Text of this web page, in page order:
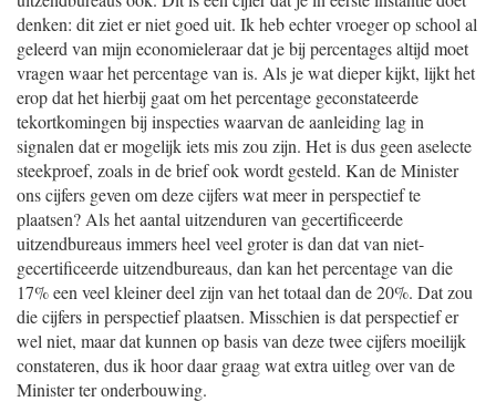
denken: dit ziet er niet goed uit. Ik heb echter vroeger op school al
geleerd van mijn economieleraar dat je bij percentages altijd moet
vragen waar het percentage van is. Als je wat dieper kijkt, lijkt het
erop dat het hierbij gaat om het percentage geconstateerde
tekortkomingen bij inspecties waarvan de aanleiding lag in
signalen dat er mogelijk iets mis zou zijn. Het is dus geen aselecte
steekproef, zoals in de brief ook wordt gesteld. Kan de Minister
ons cijfers geven om deze cijfers wat meer in perspectief te
plaatsen? Als het aantal uitzenduren van gecertificeerde
uitzendbureaus immers heel veel groter is dan dat van niet-
gecertificeerde uitzendbureaus, dan kan het percentage van die
17% een veel kleiner deel zijn van het totaal dan de 20%. Dat zou
die cijfers in perspectief plaatsen. Misschien is dat perspectief er
wel niet, maar dat kunnen op basis van deze twee cijfers moeilijk
constateren, dus ik hoor daar graag wat extra uitleg over van de
Minister ter onderbouwing.